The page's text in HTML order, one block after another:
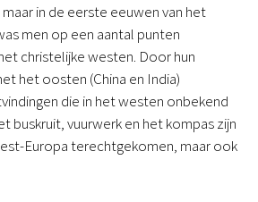
in de eerste eeuwen van het
men op een aantal punten
christelijke westen. Door hun
het oosten (China en India)
die in het westen onbekend
buskruit, vuurwerk en het kompas zijn
Europa terechtgekomen, maar ook